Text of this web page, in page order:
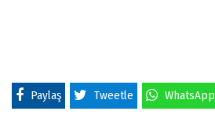
Paylaş Tweetle WhatsApp